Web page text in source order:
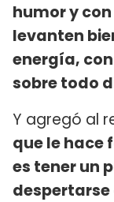
humor y
levanten
energía,
sobre todo
Y agregó al
que le hace
es tener un